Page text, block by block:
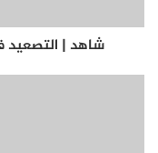
شاهد | التصعيد